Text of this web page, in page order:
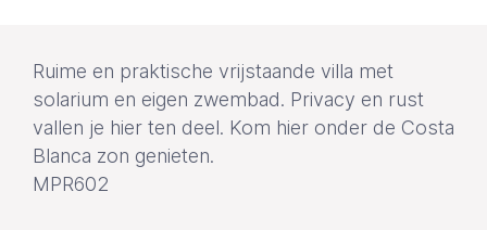
Ruime en praktische vrijstaande villa met
solarium en eigen zwembad. Privacy en rust
vallen je hier ten deel. Kom hier onder de Costa
Blanca zon genieten.
MPR602